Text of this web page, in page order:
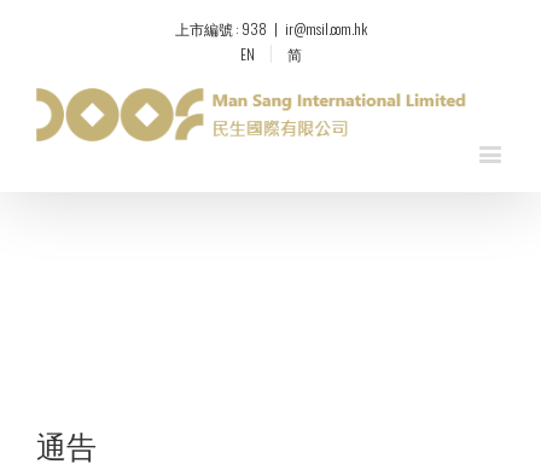
上市編號 : 938 | ir@msil.com.hk
EN
简
通告